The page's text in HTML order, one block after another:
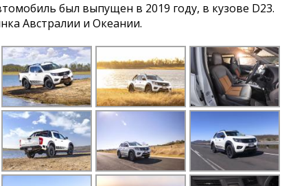
был выпущен в 2019 году, в кузове D23.
Австралии и Океании.